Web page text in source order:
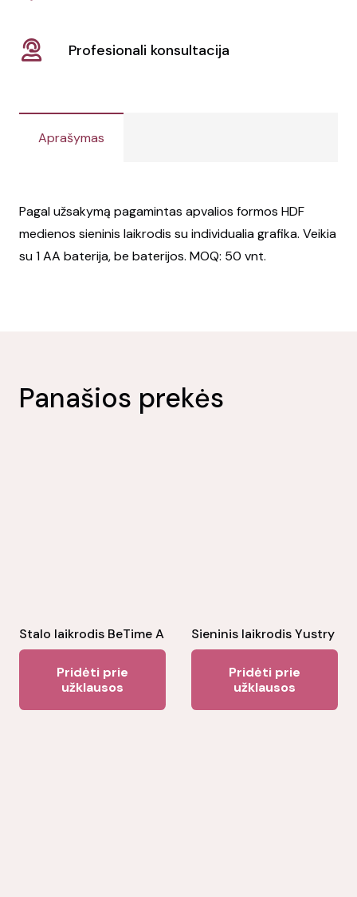
Profesionali konsultacija
Aprašymas
Pagal užsakymą pagamintas apvalios formos HDF
medienos sieninis laikrodis su individualia grafika. Veikia
su 1 AA baterija, be baterijos. MOQ: 50 vnt.
Panašios prekės
Stalo laikrodis BeTime A
Pridėti prie
užklausos
Sieninis laikrodis Yustry
Pridėti prie
užklausos